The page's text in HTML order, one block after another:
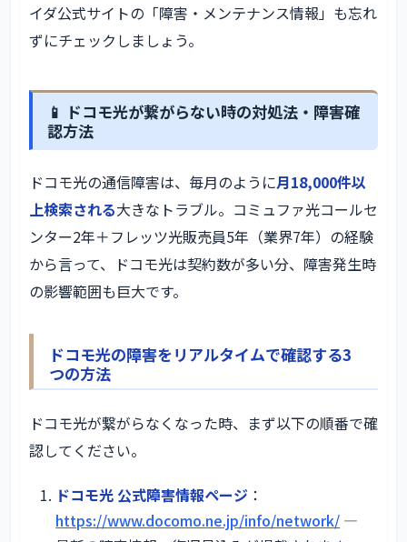
イダ公式サイトの「障害・メンテナンス情報」も忘れ
ずにチェックしましょう。
📱 ドコモ光が繋がらない時の対処法・障害確
認方法
ドコモ光の通信障害は、毎月のように月18,000件以
上検索される大きなトラブル。コミュファ光コールセ
ンター2年＋フレッツ光販売員5年（業界7年）の経験
から言って、ドコモ光は契約数が多い分、障害発生時
の影響範囲も巨大です。
ドコモ光の障害をリアルタイムで確認する3
つの方法
ドコモ光が繋がらなくなった時、まず以下の順番で確
認してください。
ドコモ光 公式障害情報ページ ：
https://www.docomo.ne.jp/info/network/ —